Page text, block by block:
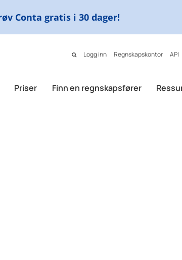
Conta gratis i 30 dager!
Logg inn Regnskapskontor API
Priser Finn en regnskapsfører